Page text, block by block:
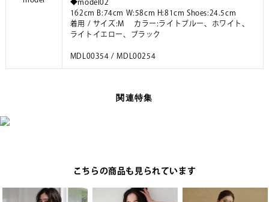
◆model02
162cm B:74cm W:58cm H:81cm Shoes:24.5cm
着用 / サイズ:M カラー:ライトブルー、ホワイト、
ライトイエロー、ブラック
MDL00354 / MDL00254
関連特集
こちらの商品も見られています